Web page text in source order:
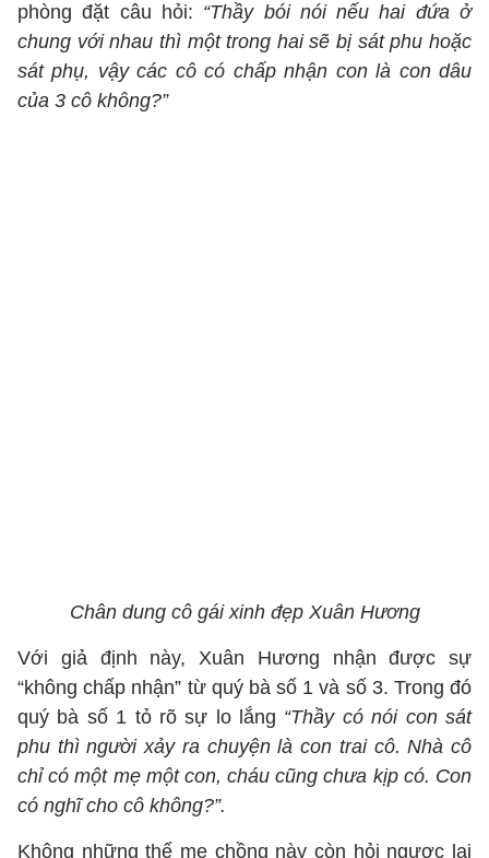
phòng đặt câu hỏi: “Thầy bói nói nếu hai đứa ở
chung với nhau thì một trong hai sẽ bị sát phu hoặc
sát phụ, vậy các cô có chấp nhận con là con dâu
của 3 cô không?”
Chân dung cô gái xinh đẹp Xuân Hương
Với giả định này, Xuân Hương nhận được sự
“không chấp nhận” từ quý bà số 1 và số 3. Trong đó
quý bà số 1 tỏ rõ sự lo lắng “Thầy có nói con sát
phu thì người xảy ra chuyện là con trai cô. Nhà cô
chỉ có một mẹ một con, cháu cũng chưa kịp có. Con
có nghĩ cho cô không?”.
Không những thế mẹ chồng này còn hỏi ngược lại